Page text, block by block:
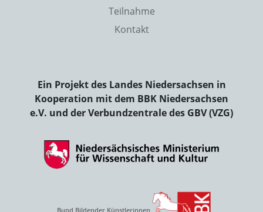
Teilnahme
Kontakt
Ein Projekt des Landes Niedersachsen in
Kooperation mit dem BBK Niedersachsen
e.V. und der Verbundzentrale des GBV (VZG)
Bund Bildender Künstlerinnen